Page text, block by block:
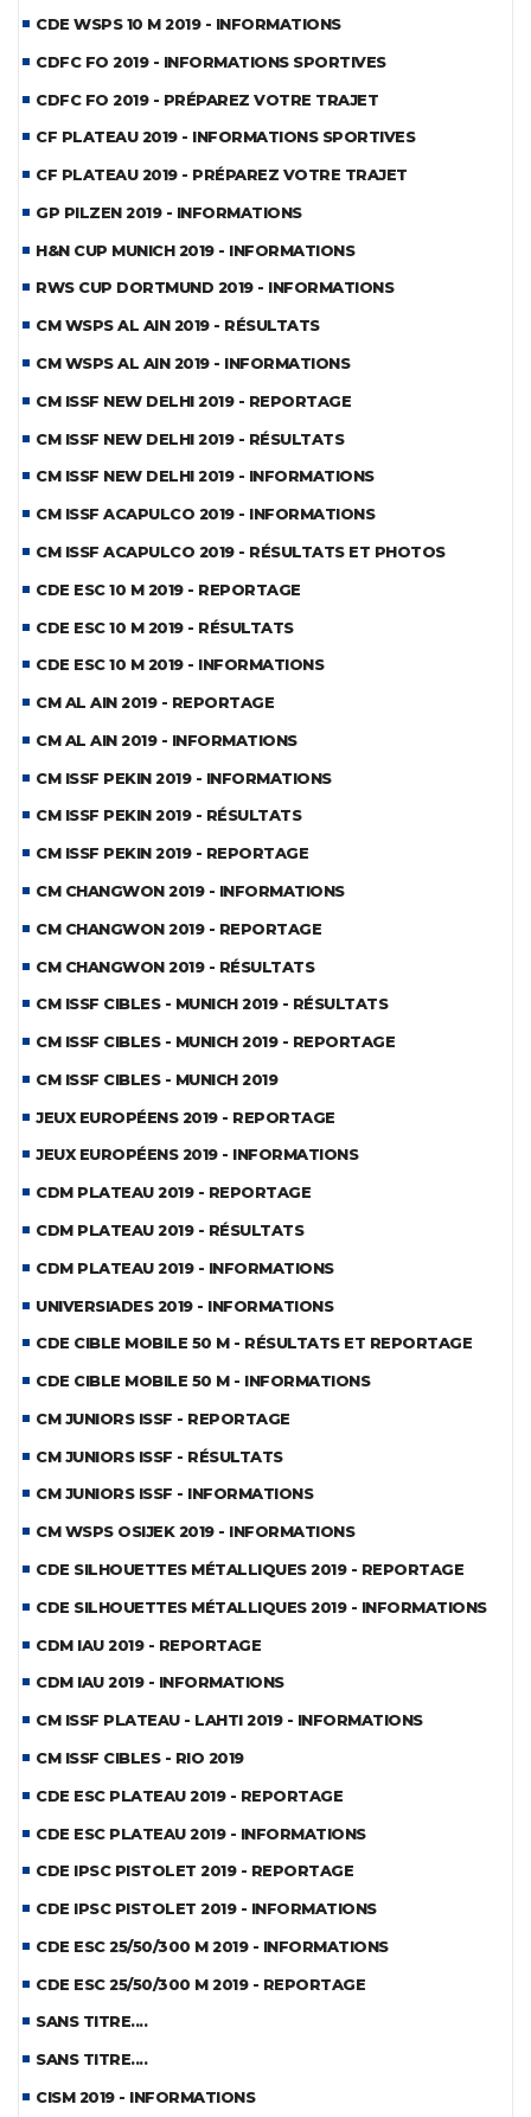
CDE WSPS 10 M 2019 - INFORMATIONS
CDFC FO 2019 - INFORMATIONS SPORTIVES
CDFC FO 2019 - PRÉPAREZ VOTRE TRAJET
CF PLATEAU 2019 - INFORMATIONS SPORTIVES
CF PLATEAU 2019 - PRÉPAREZ VOTRE TRAJET
GP PILZEN 2019 - INFORMATIONS
H&N CUP MUNICH 2019 - INFORMATIONS
RWS CUP DORTMUND 2019 - INFORMATIONS
CM WSPS AL AIN 2019 - RÉSULTATS
CM WSPS AL AIN 2019 - INFORMATIONS
CM ISSF NEW DELHI 2019 - REPORTAGE
CM ISSF NEW DELHI 2019 - RÉSULTATS
CM ISSF NEW DELHI 2019 - INFORMATIONS
CM ISSF ACAPULCO 2019 - INFORMATIONS
CM ISSF ACAPULCO 2019 - RÉSULTATS ET PHOTOS
CDE ESC 10 M 2019 - REPORTAGE
CDE ESC 10 M 2019 - RÉSULTATS
CDE ESC 10 M 2019 - INFORMATIONS
CM AL AIN 2019 - REPORTAGE
CM AL AIN 2019 - INFORMATIONS
CM ISSF PEKIN 2019 - INFORMATIONS
CM ISSF PEKIN 2019 - RÉSULTATS
CM ISSF PEKIN 2019 - REPORTAGE
CM CHANGWON 2019 - INFORMATIONS
CM CHANGWON 2019 - REPORTAGE
CM CHANGWON 2019 - RÉSULTATS
CM ISSF CIBLES - MUNICH 2019 - RÉSULTATS
CM ISSF CIBLES - MUNICH 2019 - REPORTAGE
CM ISSF CIBLES - MUNICH 2019
JEUX EUROPÉENS 2019 - REPORTAGE
JEUX EUROPÉENS 2019 - INFORMATIONS
CDM PLATEAU 2019 - REPORTAGE
CDM PLATEAU 2019 - RÉSULTATS
CDM PLATEAU 2019 - INFORMATIONS
UNIVERSIADES 2019 - INFORMATIONS
CDE CIBLE MOBILE 50 M - RÉSULTATS ET REPORTAGE
CDE CIBLE MOBILE 50 M - INFORMATIONS
CM JUNIORS ISSF - REPORTAGE
CM JUNIORS ISSF - RÉSULTATS
CM JUNIORS ISSF - INFORMATIONS
CM WSPS OSIJEK 2019 - INFORMATIONS
CDE SILHOUETTES MÉTALLIQUES 2019 - REPORTAGE
CDE SILHOUETTES MÉTALLIQUES 2019 - INFORMATIONS
CDM IAU 2019 - REPORTAGE
CDM IAU 2019 - INFORMATIONS
CM ISSF PLATEAU - LAHTI 2019 - INFORMATIONS
CM ISSF CIBLES - RIO 2019
CDE ESC PLATEAU 2019 - REPORTAGE
CDE ESC PLATEAU 2019 - INFORMATIONS
CDE IPSC PISTOLET 2019 - REPORTAGE
CDE IPSC PISTOLET 2019 - INFORMATIONS
CDE ESC 25/50/300 M 2019 - INFORMATIONS
CDE ESC 25/50/300 M 2019 - REPORTAGE
SANS TITRE....
SANS TITRE....
CISM 2019 - INFORMATIONS